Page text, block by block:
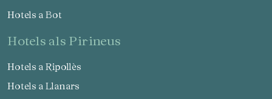
Hotels a Bot
hotels als Pirineus
Hotels a Ripollès
Hotels a Llanars